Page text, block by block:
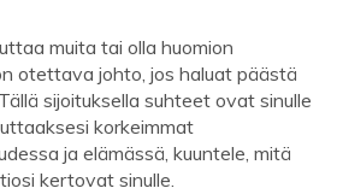
muita tai olla huomion
otettava johto, jos haluat päästä
sijoituksella suhteet ovat sinulle
korkeimmat
ja elämässä, kuuntele, mitä
kertovat sinulle.